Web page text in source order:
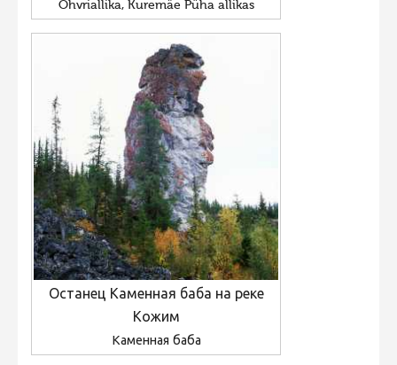
Ohvriallika, Kuremäe Püha allikas
Останец Каменная баба на реке
Кожим
Каменная баба